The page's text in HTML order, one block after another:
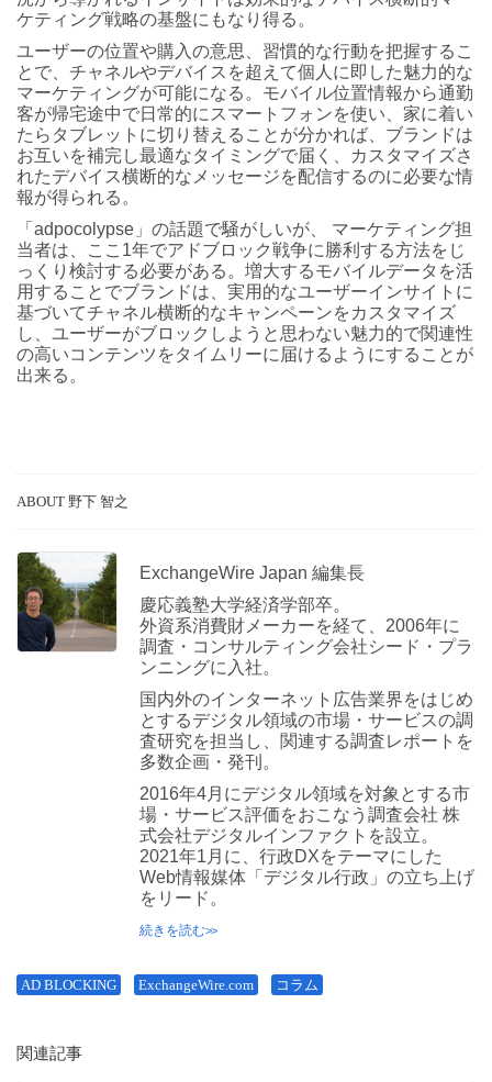
ケティング戦略の基盤にもなり得る。
ユーザーの位置や購入の意思、習慣的な行動を把握するこ
とで、チャネルやデバイスを超えて個人に即した魅力的な
マーケティングが可能になる。モバイル位置情報から通勤
客が帰宅途中で日常的にスマートフォンを使い、家に着い
たらタブレットに切り替えることが分かれば、ブランドは
お互いを補完し最適なタイミングで届く、カスタマイズさ
れたデバイス横断的なメッセージを配信するのに必要な情
報が得られる。
「adpocolypse」の話題で騒がしいが、 マーケティング担
当者は、ここ1年でアドブロック戦争に勝利する方法をじ
っくり検討する必要がある。増大するモバイルデータを活
用することでブランドは、実用的なユーザーインサイトに
基づいてチャネル横断的なキャンペーンをカスタマイズ
し、ユーザーがブロックしようと思わない魅力的で関連性
の高いコンテンツをタイムリーに届けるようにすることが
出来る。
ABOUT 野下 智之
ExchangeWire Japan 編集長
慶応義塾大学経済学部卒。
外資系消費財メーカーを経て、2006年に
調査・コンサルティング会社シード・プラ
ンニングに入社。
国内外のインターネット広告業界をはじめ
とするデジタル領域の市場・サービスの調
査研究を担当し、関連する調査レポートを
多数企画・発刊。
2016年4月にデジタル領域を対象とする市
場・サービス評価をおこなう調査会社 株
式会社デジタルインファクトを設立。
2021年1月に、行政DXをテーマにした
Web情報媒体「デジタル行政」の立ち上げ
をリード。
続きを読む
AD BLOCKING ExchangeWire.com コラム
関連記事